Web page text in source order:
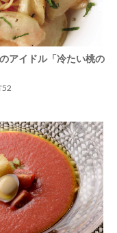
アイドル「冷たい桃の
52